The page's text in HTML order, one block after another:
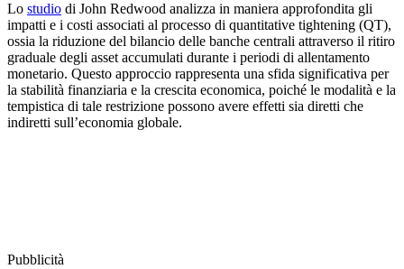
Lo studio di John Redwood analizza in maniera approfondita gli
impatti e i costi associati al processo di quantitative tightening (QT),
ossia la riduzione del bilancio delle banche centrali attraverso il ritiro
graduale degli asset accumulati durante i periodi di allentamento
monetario. Questo approccio rappresenta una sfida significativa per
la stabilità finanziaria e la crescita economica, poiché le modalità e la
tempistica di tale restrizione possono avere effetti sia diretti che
indiretti sull’economia globale.
Pubblicità